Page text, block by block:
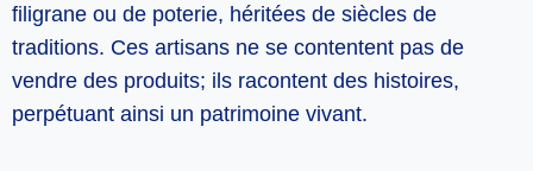
filigrane ou de poterie, héritées de siècles de
traditions. Ces artisans ne se contentent pas de
vendre des produits; ils racontent des histoires,
perpétuant ainsi un patrimoine vivant.